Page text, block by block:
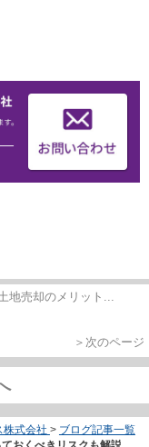
地売却のメリット...
＞次のページ
株式会社 > ブログ記事一覧